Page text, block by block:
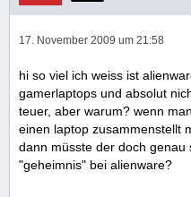
17. November 2009 um 21:58
hi so viel ich weiss ist
gamerlaptops und absolut
teuer, aber warum? wenn
einen laptop zusammenstellt
dann müsste der doch
"geheimnis" bei alienware?